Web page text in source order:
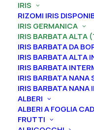
IRIS
RIZOMI IRIS
IRIS GERMANICA
IRIS BARBATA ALTA
IRIS BARBATA DA
IRIS BARBATA ALTA
IRIS BARBATA
IRIS BARBATA NANA
IRIS BARBATA NANA
ALBERI
ALBERI A FOGLIA
FRUTTI
leggera fragranza.
Le piante diIris in
periodomentre i
nel periodo che va
Formato